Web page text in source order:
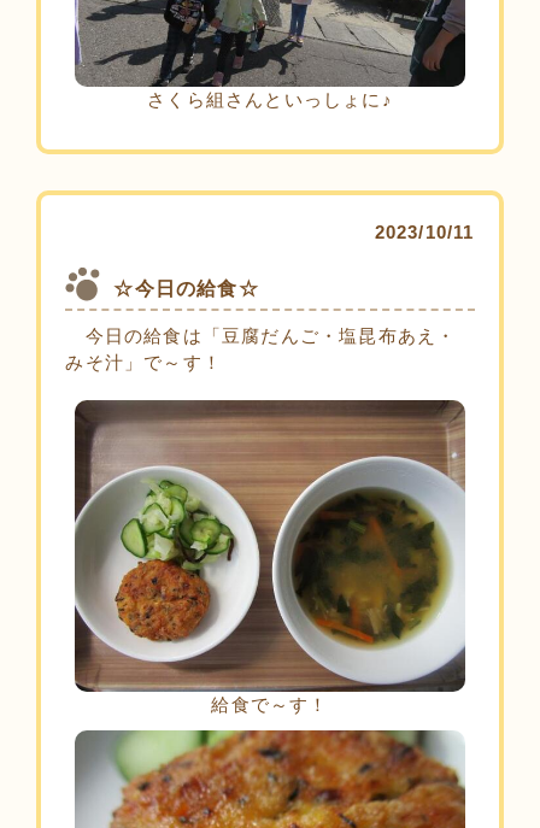
さくら組さんといっしょに♪
2023/10/11
☆今日の給食☆
今日の給食は「豆腐だんご・塩昆布あえ・
みそ汁」で～す！
給食で～す！